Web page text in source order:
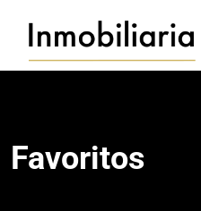
Favoritos